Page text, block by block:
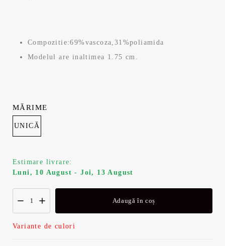
fost:
74,99 lei.
Compozitie:69%vascoza,31%poliamida
Modelul are inaltimea 1.75 cm.
UNICĂ
MĂRIME
Estimare livrare:
Luni, 10 August - Joi, 13 August
Adaugă în coș
Variante de culori